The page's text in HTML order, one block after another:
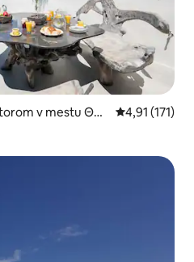
v mestu Θήρ
Povprečna
4,91 (171)